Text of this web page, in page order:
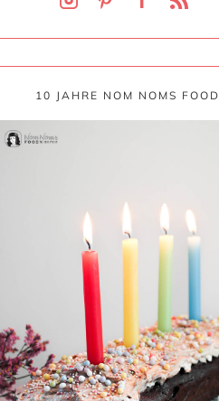
10 JAHRE NOM NOMS FOOD